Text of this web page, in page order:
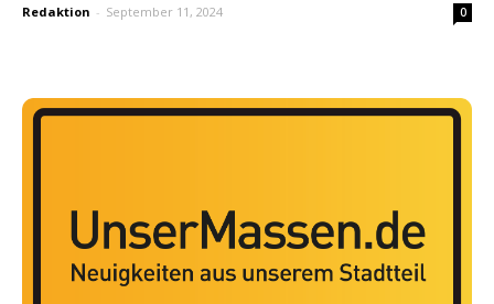
Redaktion - September 11, 2024 0